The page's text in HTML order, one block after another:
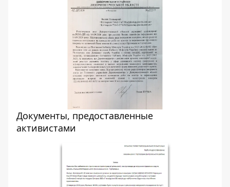
Документы, предоставленные
активистами